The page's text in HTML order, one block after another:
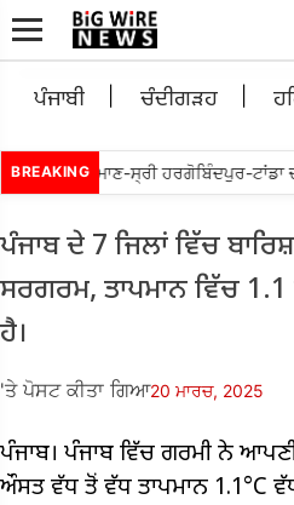
ਪੰਜਾਬੀ ਚੰਦੀਗੜਹ
BREAKINGਵਲੋਘੁਮਾਣ-ਸ੍ਰੀ ਹਰਗੋਬਿੰਦਪੁਰ-ਟਾਂਡਾ
ਪੰਜਾਬ ਦੇ 7 ਜਿਲਾਂ ਵਿੱਚ
ਸਰਗਰਮ, ਤਾਪਮਾਨ ਵਿੱਚ
ਹੈ।
'ਤੇ ਪੋਸਟ ਕੀਤਾ ਗਿਆ20 ਮਾਰਚ, 2025
ਪੰਜਾਬ। ਪੰਜਾਬ ਵਿੱਚ ਗਰਮੀ ਨੇ
ਔਸਤ ਵੱਧ ਤੋਂ ਵੱਧ ਤਾਪਮਾਨ 1.1°C